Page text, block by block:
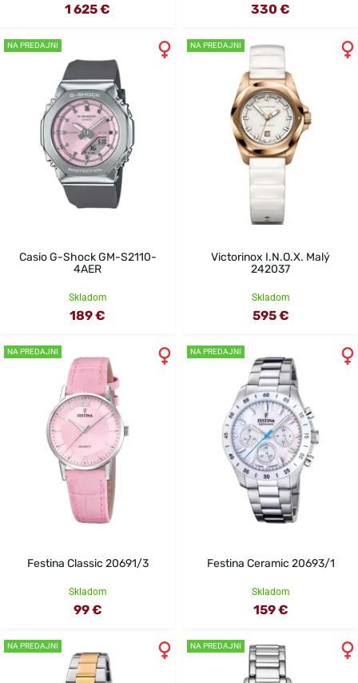
1 625 € 330 €
NA PREDAJNI
Casio G-Shock GM-S2110-
4AER
Skladom
189 €
NA PREDAJNI
Victorinox I.N.O.X. Malý
242037
Skladom
595 €
NA PREDAJNI
Festina Classic 20691/3
Skladom
99 €
NA PREDAJNI
Festina Ceramic 20693/1
Skladom
159 €
NA PREDAJNI NA PREDAJNI